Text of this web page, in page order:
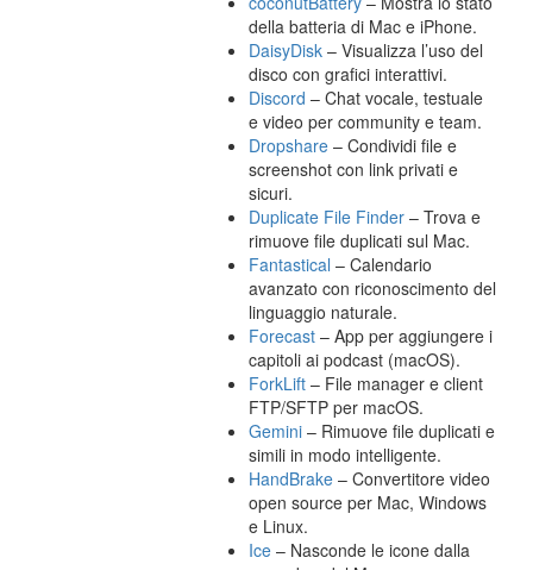
della batteria di Mac e iPhone.
DaisyDisk – Visualizza l’uso del
disco con grafici interattivi.
Discord – Chat vocale, testuale
e video per community e team.
Dropshare – Condividi file e
screenshot con link privati e
sicuri.
Duplicate File Finder – Trova e
rimuove file duplicati sul Mac.
Fantastical – Calendario
avanzato con riconoscimento del
linguaggio naturale.
Forecast – App per aggiungere i
capitoli ai podcast (macOS).
ForkLift – File manager e client
FTP/SFTP per macOS.
Gemini – Rimuove file duplicati e
simili in modo intelligente.
HandBrake – Convertitore video
open source per Mac, Windows
e Linux.
Ice – Nasconde le icone dalla